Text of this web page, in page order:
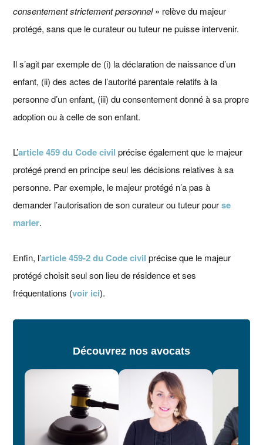
consentement strictement personnel» relève du majeur
protégé, sans que le curateur ou tuteur ne puisse intervenir.
Il s’agit par exemple de (i) la déclaration de naissance d’un
enfant, (ii) des actes de l’autorité parentale relatifs à la
personne d’un enfant, (iii) du consentement donné à sa propre
adoption ou à celle de son enfant.
L’article 459 du Code civil précise également que le majeur
protégé prend en principe seul les décisions relatives à sa
personne. Par exemple, le majeur protégé n’a pas à
demander l’autorisation de son curateur ou tuteur pourse
marier.
Enfin, l’article 459-2 du Code civil précise que le majeur
protégé choisit seul son lieu de résidence et ses
fréquentations (voir ici).
Découvrez nos avocats